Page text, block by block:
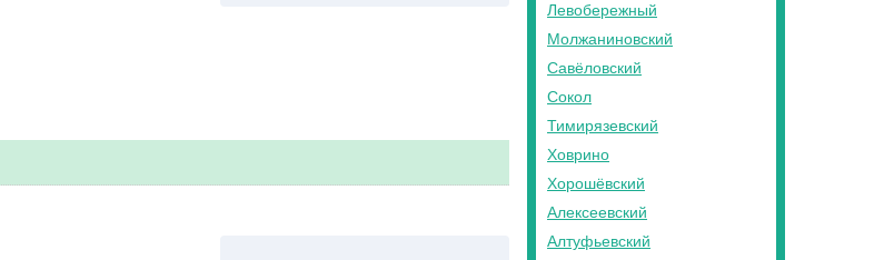
Левобережный
Молжаниновский
Савёловский
Сокол
Тимирязевский
Ховрино
Хорошёвский
Алексеевский
Алтуфьевский